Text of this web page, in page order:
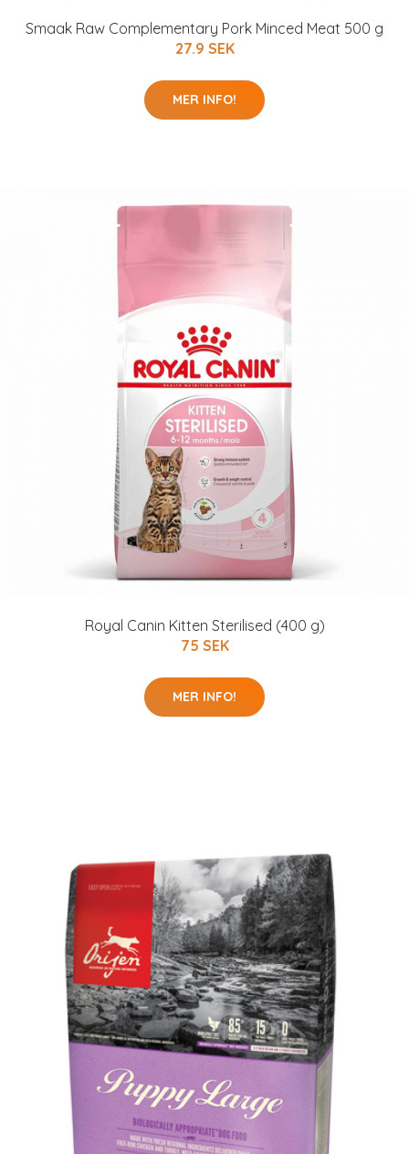
Smaak Raw Complementary Pork Minced Meat 500 g
27.9 SEK
MER INFO!
Royal Canin Kitten Sterilised (400 g)
75 SEK
MER INFO!